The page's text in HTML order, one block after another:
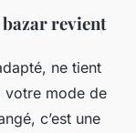
bazar revient
ne tient
votre mode de
c’est une